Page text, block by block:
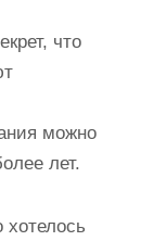
что
можно
лет.
хотелось